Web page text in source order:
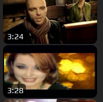
3:24
3:28